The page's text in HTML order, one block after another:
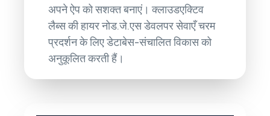
अपने ऐप को सशक्त बनाएं। क्लाउडएक्टिव
लैब्स की हायर नोड.जे.एस डेवलपर सेवाएँ चरम
प्रदर्शन के लिए डेटाबेस-संचालित विकास को
अनुकूलित करती हैं।